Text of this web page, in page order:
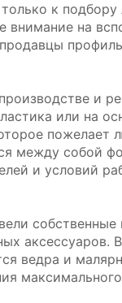
к подбору
на
и
или на
между собой
и условий
аксессуаров.
ведра и